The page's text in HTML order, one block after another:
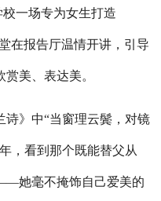
一场专为女生打造
在报告厅温情开讲，引导
美、表达美。
》中“当窗理云鬓，对镜
，看到那个既能替父从
她毫不掩饰自己爱美的